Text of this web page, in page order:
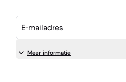
E-mailadres
Meer informatie